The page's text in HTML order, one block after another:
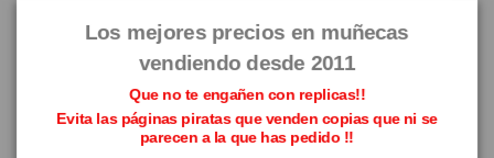
Los mejores precios en muñecas
vendiendo desde 2011
Que no te engañen con replicas!!
Evita las páginas piratas que venden copias que ni se
parecen a la que has pedido !!